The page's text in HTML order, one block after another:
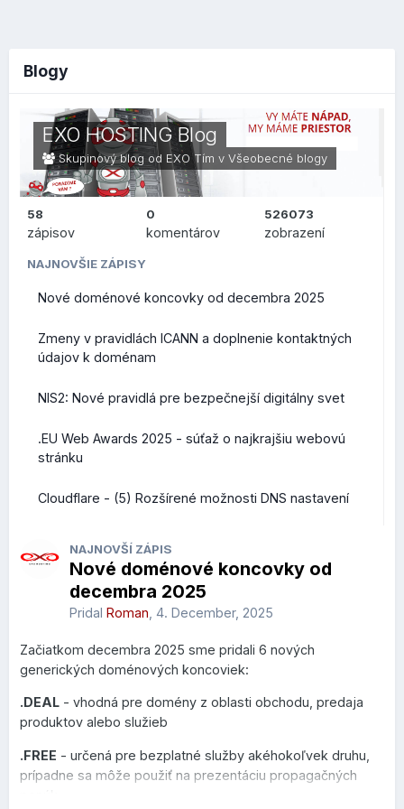
Blogy
EXO HOSTING Blog
Skupinový blog od EXO Tím v Všeobecné blogy
58
zápisov
0
komentárov
526073
zobrazení
NAJNOVŠIE ZÁPISY
Nové doménové koncovky od decembra 2025
Zmeny v pravidlách ICANN a doplnenie kontaktných
údajov k doménam
NIS2: Nové pravidlá pre bezpečnejší digitálny svet
.EU Web Awards 2025 - súťaž o najkrajšiu webovú
stránku
Cloudflare - (5) Rozšírené možnosti DNS nastavení
NAJNOVŠÍ ZÁPIS
Nové doménové koncovky od
decembra 2025
Pridal Roman 4. December, 2025
Začiatkom decembra 2025 sme pridali 6 nových
generických doménových koncoviek:
.DEAL - vhodná pre domény z oblasti obchodu, predaja
produktov alebo služieb
.FREE - určená pre bezplatné služby akéhokoľvek druhu,
prípadne sa môže použiť na prezentáciu propagačných